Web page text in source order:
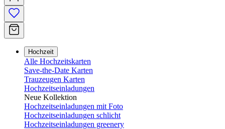
Hochzeit
Alle Hochzeitskarten
Save-the-Date Karten
Trauzeugen Karten
Hochzeitseinladungen
Neue Kollektion
Hochzeitseinladungen mit Foto
Hochzeitseinladungen schlicht
Hochzeitseinladungen greenery